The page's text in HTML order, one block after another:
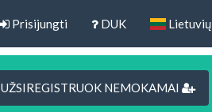
Prisijungti DUK Lietuvių
UŽSIREGISTRUOK NEMOKAMAI